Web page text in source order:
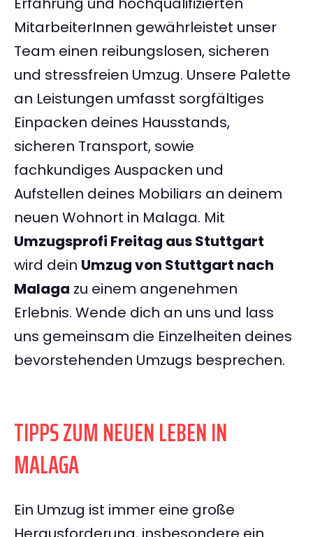
MitarbeiterInnen gewährleistet unser
Team einen reibungslosen, sicheren
und stressfreien Umzug. Unsere Palette
an Leistungen umfasst sorgfältiges
Einpacken deines Hausstands,
sicheren Transport, sowie
fachkundiges Auspacken und
Aufstellen deines Mobiliars an deinem
neuen Wohnort in Malaga. Mit
Umzugsprofi Freitag aus Stuttgart
wird dein Umzug von Stuttgart nach
Malaga zu einem angenehmen
Erlebnis. Wende dich an uns und lass
uns gemeinsam die Einzelheiten deines
bevorstehenden Umzugs besprechen.
TIPPS ZUM NEUEN LEBEN IN
MALAGA
Ein Umzug ist immer eine große